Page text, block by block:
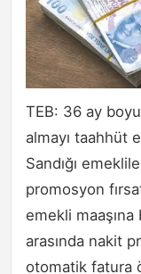
TEB: 36 ay
almayı taahhüt
Sandığı
promosyon
emekli
arasında nakit
otomatik fatura